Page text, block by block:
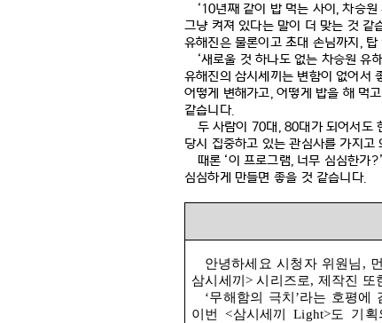
‘10년째 같이 밥 먹는 사이,차승원
그냥 켜져 있다는 말이 더 맞는 것 같
유해진은 물론이고 초대 손님까지, 탑
‘새로울 것 하나도 없는 차승원 유
유해진의 삼시세끼는 변함이 없어서
어떻게 변해가고,어떻게 밥을 해 먹
같습니다.
두 사람이 70대, 80대가 되어서도
당시 집중하고 있는 관심사를 가지
때론 ‘이 프로그램, 너무 심심한가?’
심심하게 만들면 좋을 것 같습니다.
안녕하세요 시청자 위원님 ,
삼시세끼>시리즈로, 제작진 또
‘무해함의 극치 ’라는 호평에
이번
<삼시세끼 Light>도 기획